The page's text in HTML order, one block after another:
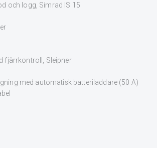
och logg, Simrad IS 15
fjärrkontroll, Sleipner
med automatisk batteriladdare (50 A)